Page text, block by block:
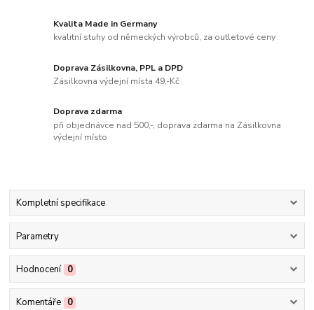
Kvalita Made in Germany
kvalitní stuhy od německých výrobců, za outletové ceny
Doprava Zásilkovna, PPL a DPD
Zásilkovna výdejní místa 49,-Kč
Doprava zdarma
při objednávce nad 500,-, doprava zdarma na Zásilkovna
výdejní místo
Kompletní specifikace
Parametry
Hodnocení 0
Komentáře 0